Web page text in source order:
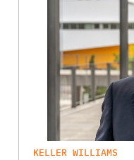
KELLER WILLIAMS